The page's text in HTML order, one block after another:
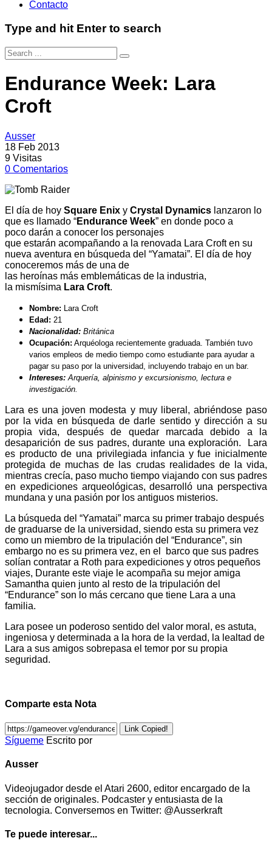
Contacto
Type and hit Enter to search
Endurance Week: Lara
Croft
Ausser
18 Feb 2013
9 Visitas
0 Comentarios
El día de hoy Square Enix y Crystal Dynamics lanzaron lo
que es llamado “Endurance Week” en donde poco a
poco darán a conocer los personajes
que estarán acompañando a la renovada Lara Croft en su
nueva aventura en búsqueda del “Yamatai”. El día de hoy
conoceremos más de una de
las heroínas más emblemáticas de la industria,
la mismísima Lara Croft.
Nombre: Lara Croft
Edad: 21
Nacionalidad: Británica
Ocupación: Arquéologa recientemente graduada. También tuvo
varios empleos de medio tiempo como estudiante para ayudar a
pagar su paso por la universidad, incluyendo trabajo en un bar.
Intereses: Arquería, alpinismo y excursionismo, lectura e
investigación.
Lara es una joven modesta y muy liberal, abriéndose paso
por la vida en búsqueda de darle sentido y dirección a su
propia vida, después de quedar marcada debido a la
desaparición de sus padres, durante una exploración. Lara
es producto de una privilegiada infancia y fue inicialmente
protegida de muchas de las crudas realidades de la vida,
mientras crecía, paso mucho tiempo viajando con sus padres
en expediciones arqueológicas, desarrolló una perspectiva
mundana y una pasión por los antiguos misterios.
La búsqueda del “Yamatai” marca su primer trabajo después
de graduarse de la universidad, siendo esta su primera vez
como un miembro de la tripulación del “Endurance”, sin
embargo no es su primera vez, en el barco que sus padres
solían contratar a Roth para expediciones y otros pequeños
viajes, Durante este viaje le acompaña su mejor amiga
Samantha quien junto al resto de la tripulación del
“Endurance” son lo más cercano que tiene Lara a una
familia.
Lara posee un poderoso sentido del valor moral, es astuta,
ingeniosa y determinada a la hora de la verdad, la lealtad de
Lara a sus amigos sobrepasa el temor por su propia
seguridad.
Comparte esta Nota
Link Copied!
Sígueme Escrito por
Ausser
Videojugador desde el Atari 2600, editor encargado de la
sección de originales. Podcaster y entusiasta de la
tecnologia. Conversemos en Twitter: @Ausserkraft
Te puede interesar...